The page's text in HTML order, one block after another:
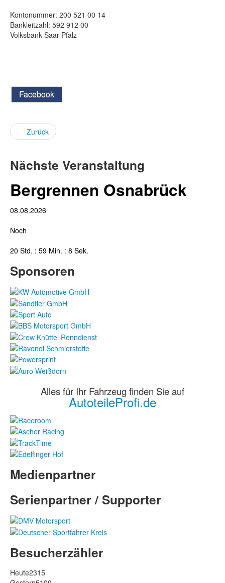
Kontonummer: 200 521 00 14
Bankleitzahl: 592 912 00
Volksbank Saar-Pfalz
Facebook
Zurück
Nächste Veranstaltung
Bergrennen Osnabrück
08.08.2026
Noch
20 Std. : 59 Min. : 8 Sek.
Sponsoren
Alles für Ihr Fahrzeug finden Sie auf
AutoteileProfi.de
Medienpartner
Serienpartner / Supporter
Besucherzähler
Heute2315